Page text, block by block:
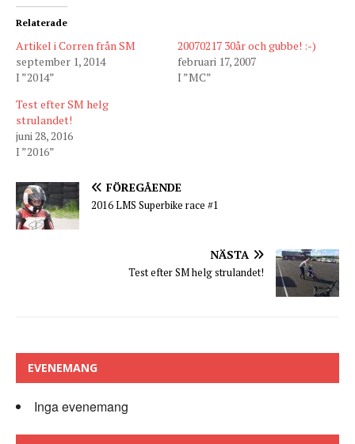
Relaterade
Artikel i Corren från SM
september 1, 2014
I ”2014”
20070217 30år och gubbe! :-)
februari 17, 2007
I ”MC”
Test efter SM helg
strulandet!
juni 28, 2016
I ”2016”
FÖREGÅENDE
2016 LMS Superbike race #1
NÄSTA
Test efter SM helg strulandet!
EVENEMANG
Inga evenemang